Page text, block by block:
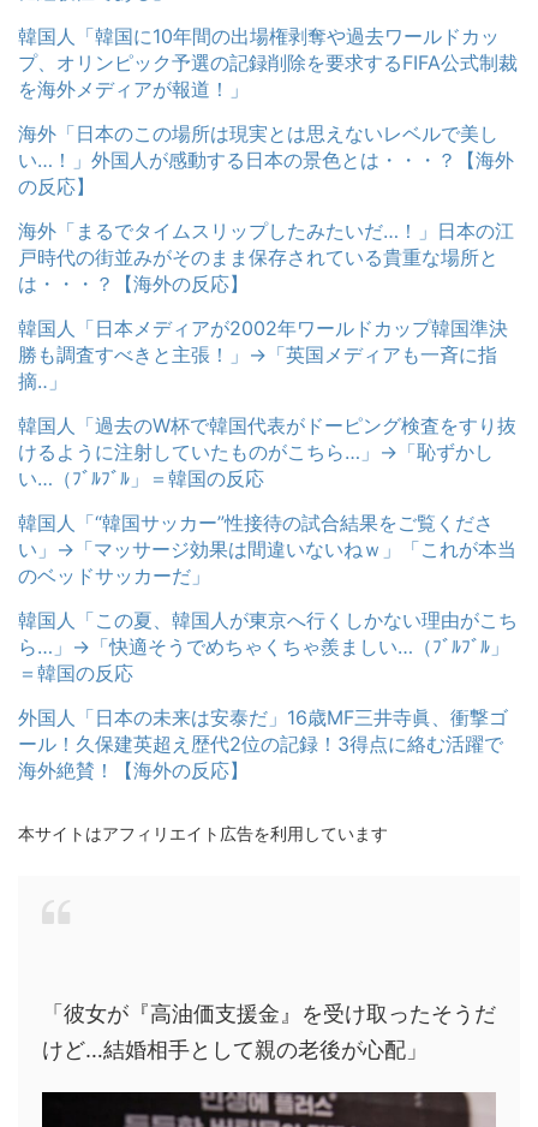
韓国人「韓国に10年間の出場権剥奪や過去ワールドカッ
プ、オリンピック予選の記録削除を要求するFIFA公式制裁
を海外メディアが報道！」
海外「日本のこの場所は現実とは思えないレベルで美し
い…！」外国人が感動する日本の景色とは・・・？【海外
の反応】
海外「まるでタイムスリップしたみたいだ…！」日本の江
戸時代の街並みがそのまま保存されている貴重な場所と
は・・・？【海外の反応】
韓国人「日本メディアが2002年ワールドカップ韓国準決
勝も調査すべきと主張！」→「英国メディアも一斉に指
摘‥」
韓国人「過去のW杯で韓国代表がドーピング検査をすり抜
けるように注射していたものがこちら…」→「恥ずかし
い…（ﾌﾞﾙﾌﾞﾙ」＝韓国の反応
韓国人「“韓国サッカー”性接待の試合結果をご覧くださ
い」→「マッサージ効果は間違いないねｗ」「これが本当
のベッドサッカーだ」
韓国人「この夏、韓国人が東京へ行くしかない理由がこち
ら…」→「快適そうでめちゃくちゃ羨ましい…（ﾌﾞﾙﾌﾞﾙ」
＝韓国の反応
外国人「日本の未来は安泰だ」16歳MF三井寺眞、衝撃ゴ
ール！久保建英超え歴代2位の記録！3得点に絡む活躍で
海外絶賛！【海外の反応】
本サイトはアフィリエイト広告を利用しています
「彼女が『高油価支援金』を受け取ったそうだ
けど…結婚相手として親の老後が心配」